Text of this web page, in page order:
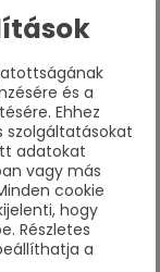
GmbH,
Garanciális
vagy csere
és a
Ehhez
szolgáltatásokat
adatokat
vagy más
cookie
hogy
Részletes
a